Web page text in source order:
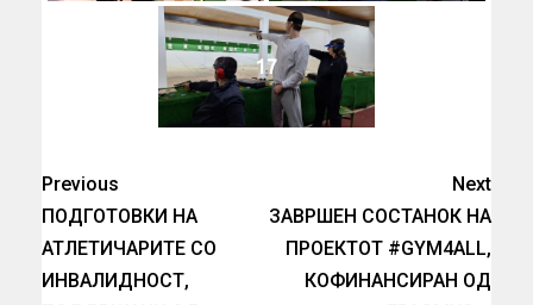
17
Previous
ПОДГОТОВКИ НА
АТЛЕТИЧАРИТЕ СО
ИНВАЛИДНОСТ,
Next
ЗАВРШЕН СОСТАНОК НА
ПРОЕКТОТ #GYM4ALL,
КОФИНАНСИРАН ОД